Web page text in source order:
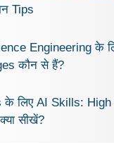
Tips
Engineering के
कौन से हैं?
के लिए AI Skills:
सीखें?